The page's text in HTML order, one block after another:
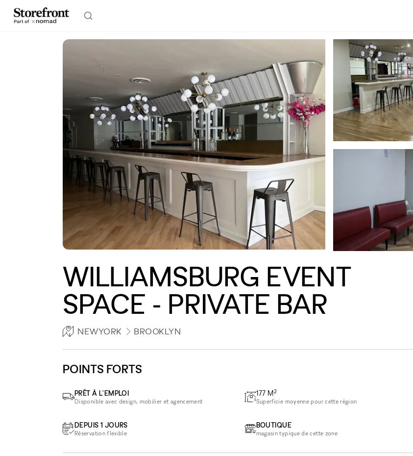
WILLIAMSBURG EVENT
SPACE - PRIVATE BAR
NEWYORK BROOKLYN
POINTS FORTS
PRÊT À L'EMPLOI
Disponible avec design, mobilier et agencement
DEPUIS 1 JOURS
Réservation flexible
177 M2
Superficie moyenne pour cette région
BOUTIQUE
magasin typique de cette zone